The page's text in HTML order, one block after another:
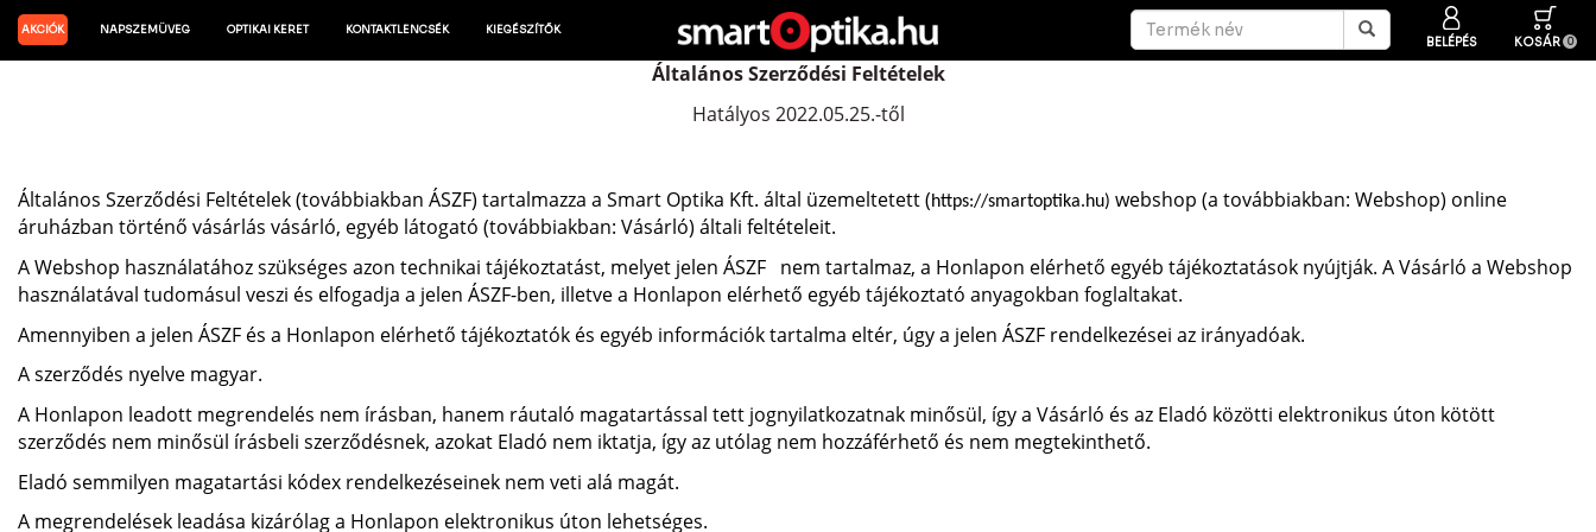
AKCIÓK NAPSZEMÜVEG OPTIKAI KERET KONTAKTLENCSÉK KIEGÉSZÍTŐK
BELÉPÉS KOSÁR 0
Általános Szerződési Feltételek
Hatályos 2022.05.25.-től
Általános Szerződési Feltételek (továbbiakban ÁSZF) tartalmazza a Smart Optika Kft. által üzemeltetett (https://smartoptika.hu) webshop (a továbbiakban: Webshop) online
áruházban történő vásárlás vásárló, egyéb látogató (továbbiakban: Vásárló) általi feltételeit.
A Webshop használatához szükséges azon technikai tájékoztatást, melyet jelen ÁSZF nem tartalmaz, a Honlapon elérhető egyéb tájékoztatások nyújtják. A Vásárló a Webshop
használatával tudomásul veszi és elfogadja a jelen ÁSZF-ben, illetve a Honlapon elérhető egyéb tájékoztató anyagokban foglaltakat.
Amennyiben a jelen ÁSZF és a Honlapon elérhető tájékoztatók és egyéb információk tartalma eltér, úgy a jelen ÁSZF rendelkezései az irányadóak.
A szerződés nyelve magyar.
A Honlapon leadott megrendelés nem írásban, hanem ráutaló magatartással tett jognyilatkozatnak minősül, így a Vásárló és az Eladó közötti elektronikus úton kötött
szerződés nem minősül írásbeli szerződésnek, azokat Eladó nem iktatja, így az utólag nem hozzáférhető és nem megtekinthető.
Eladó semmilyen magatartási kódex rendelkezéseinek nem veti alá magát.
A megrendelések leadása kizárólag a Honlapon elektronikus úton lehetséges.